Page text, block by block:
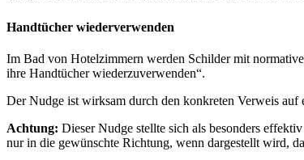
Handtücher wiederverwenden
Im Bad von Hotelzimmern werden Schilder mit
ihre Handtücher wiederzuverwenden“.
Der Nudge ist wirksam durch den konkreten Verweis auf
Achtung: Dieser Nudge stellte sich als besonders
nur in die gewünschte Richtung, wenn dargestellt wird,